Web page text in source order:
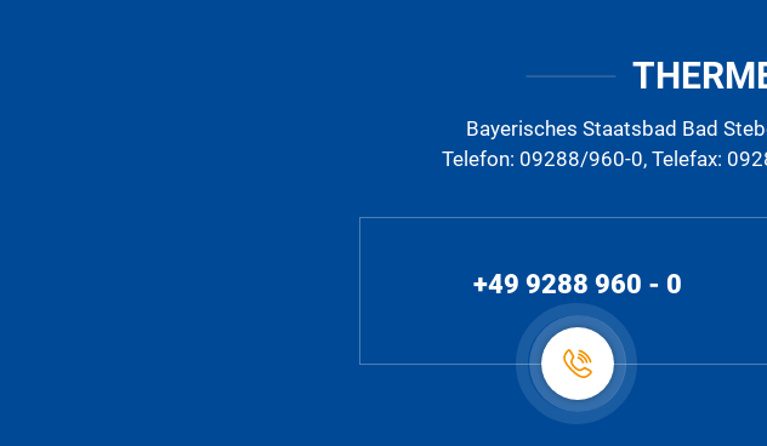
Bayerisches Staatsbad Bad
Telefon: 09288/960-0, Telefax:
+49 9288 960 - 0